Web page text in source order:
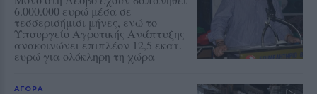
6.000.000 ευρώ μέσα σε
τεσσερισήμισι μήνες, ενώ το
Υπουργείο Αγροτικής Ανάπτυξης
ανακοινώνει επιπλέον 12,5 εκατ.
ευρώ για ολόκληρη τη χώρα
ΑΓΟΡΑ